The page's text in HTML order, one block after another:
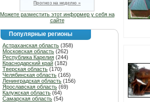
Прогноз на неделю »
Можете разместить этот информер у себя на
сайте
Популярные регионы
Астраханская область (358)
Московская область (262)
Республика Карелия (244)
Краснодарский край (182)
Тверская область (170)
Челябинская область (165)
Ленинградская область (156)
Ярославская область (69)
Калужская область (64)
Самарская область (54)